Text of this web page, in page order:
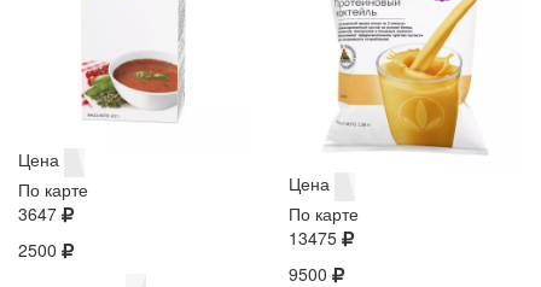
Цена
По карте
3647
2500
Цена
По карте
13475
9500